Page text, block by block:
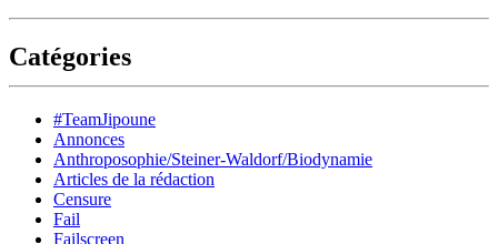
Catégories
#TeamJipoune
Annonces
Anthroposophie/Steiner-Waldorf/Biodynamie
Articles de la rédaction
Censure
Fail
Failscreen